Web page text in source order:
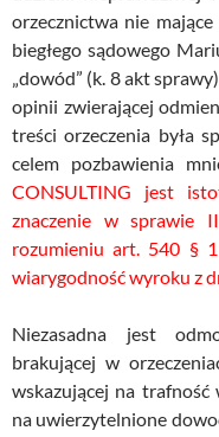
orzecznictwa nie
biegłego sądowego
„dowód” (k. 8 akt
opinii zwierającej
treści orzeczenia była
celem pozbawienia
CONSULTING jest
znaczenie w
rozumieniu art. 540 §
wiarygodność wyroku z
Niezasadna jest
brakującej w
wskazującej na trafność
na uwierzytelnione